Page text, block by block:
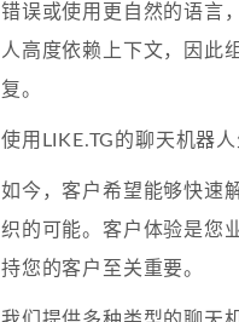
错误或使用更自然的语言
人高度依赖上下文，因此
复。
使用LIKE.TG的聊天机器
如今，客户希望能够快速
织的可能。客户体验是您
持您的客户至关重要。